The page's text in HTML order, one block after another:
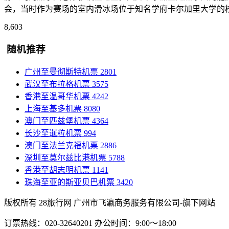
会，当时作为赛场的室内滑冰场位于知名学府卡尔加里大学的
8,603
随机推荐
广州至曼彻斯特机票 2801
武汉至布拉格机票 3575
香港至温哥华机票 4242
上海至基多机票 8080
澳门至匹兹堡机票 4364
长沙至暹粒机票 994
澳门至法兰克福机票 2886
深圳至莫尔兹比港机票 5788
香港至胡志明机票 1141
珠海至亚的斯亚贝巴机票 3420
版权所有 28旅行网 广州市飞瀛商务服务有限公司-旗下网站
订票热线：020-32640201 办公时间：9:00～18:00